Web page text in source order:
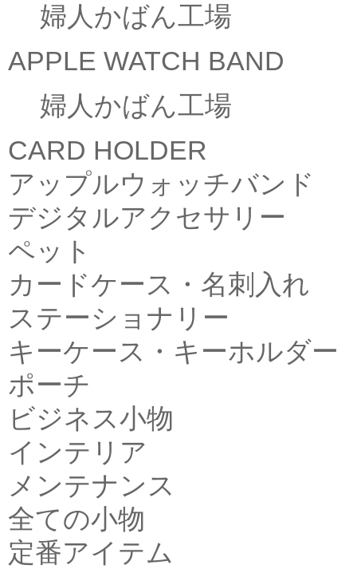
婦人かばん工場
APPLE WATCH BAND
婦人かばん工場
CARD HOLDER
アップルウォッチバンド
デジタルアクセサリー
ペット
カードケース・名刺入れ
ステーショナリー
キーケース・キーホルダー
ポーチ
ビジネス小物
インテリア
メンテナンス
全ての小物
定番アイテム